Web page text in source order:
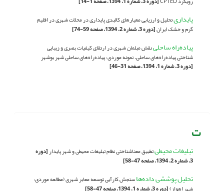
پایداریتحلیل و ارزیابی معیارهای کالبدی پایداری در محلات شهری در اقلیم
گرم و خشک ایران[دوره 3، شماره 2، 1394، صفحه 59-74]
پیاده‌راه ساحلینقش مبلمان شهری در ارتقای کیفیات بصری و زیبایی
شناختی پیاده‌راه‌های ساحلی، نمونه موردی: پیاده‌راه‌های ساحلی شهر بوشهر
[دوره 3، شماره 1، 1394، صفحه 31-46]
ت
تبلیغات محیطیتطبیق معناشناختی نظام تبلیغات‌ محیطی و شهر پایدار [دوره
3، شماره 2، 1394، صفحه 47-58]
تحلیل پوششی داده‌هاسنجش کارآیی توسعه معابر شهری (مطالعه موردی:
شهر اهواز)[دوره 3، شماره 1، 1394، صفحه 47-58]